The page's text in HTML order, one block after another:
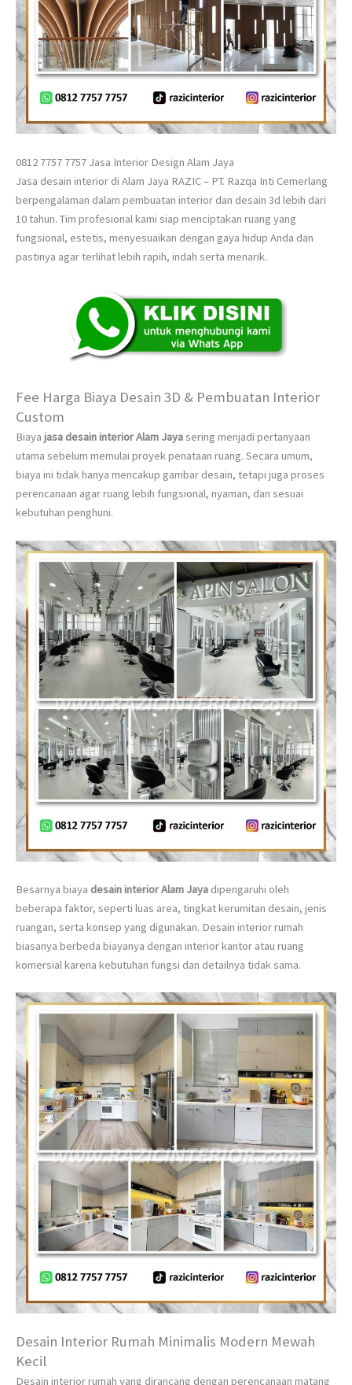
0812 7757 7757 Jasa Interior Design Alam Jaya
Jasa desain interior di Alam Jaya RAZIC – PT. Razqa Inti Cemerlang
berpengalaman dalam pembuatan interior dan desain 3d lebih dari
10 tahun. Tim profesional kami siap menciptakan ruang yang
fungsional, estetis, menyesuaikan dengan gaya hidup Anda dan
pastinya agar terlihat lebih rapih, indah serta menarik.
Fee Harga Biaya Desain 3D & Pembuatan Interior
Custom
Biaya jasa desain interior Alam Jayasering menjadi pertanyaan
utama sebelum memulai proyek penataan ruang. Secara umum,
biaya ini tidak hanya mencakup gambar desain, tetapi juga proses
perencanaan agar ruang lebih fungsional, nyaman, dan sesuai
kebutuhan penghuni.
Besarnya biaya desain interior Alam Jaya dipengaruhi oleh
beberapa faktor, seperti luas area, tingkat kerumitan desain, jenis
ruangan, serta konsep yang digunakan. Desain interior rumah
biasanya berbeda biayanya dengan interior kantor atau ruang
komersial karena kebutuhan fungsi dan detailnya tidak sama.
Desain Interior Rumah Minimalis Modern Mewah
Kecil
Desain interior rumah yang dirancang dengan perencanaan matang